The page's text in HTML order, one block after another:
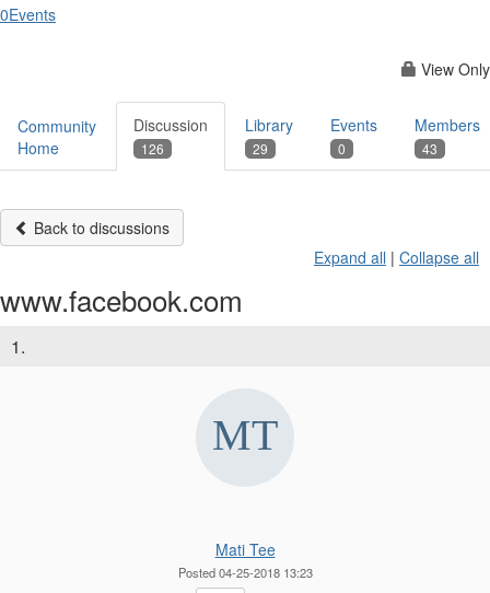
0Events
View Only
Community
Home
Discussion
126
Library
29
Events
0
Members
43
Back to discussions
Expand all | Collapse all
www.facebook.com
1.
Mati Tee
Posted 04-25-2018 13:23